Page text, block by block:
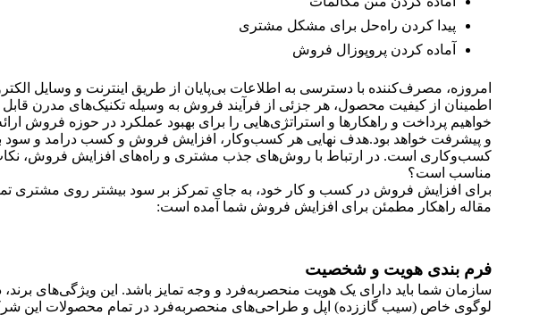
پیدا کردن راه‌حل برای مشکل مشتری
آماده کردن پروپوزال فروش
امروزه، مصرف‌کننده با دسترسی به اطلاعات بی‌پایان از طریق اینترنت و وسایل
اطمینان از کیفیت محصول، هر جزئی از فرآیند فروش به وسیله تکنیک‌های مدرن
خواهیم پرداخت و راهکارها و استراتژی‌هایی را برای بهبود عملکرد در حوزه
و پیشرفت خواهد بود.هدف نهایی هر کسب‌و‌کار، افزایش فروش و کسب درامد و سود
کسب‌و‌کاری است. در ارتباط با روش‌های جذب مشتری و راه‌های افزایش فروش،
مناسب است؟
برای افزایش فروش در کسب‌ و‌ کار خود، به جای تمرکز بر سود بیشتر روی مشتری
مقاله راهکار مطمئن برای افزایش فروش شما آمده است:
فرم بندی هویت و شخصیت
سازمان شما باید دارای یک هویت منحصربه‌فرد و وجه تمایز باشد. این ویژگی‌های
لوگوی خاص (سیب گاز‌زده) اپل و طراحی‌های منحصربه‌فرد در تمام محصولات این